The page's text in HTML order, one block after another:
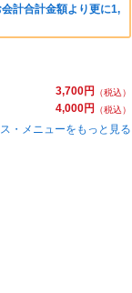
計合計金額より更に1,
3,700円
（税込）
4,000円
（税込）
・メニューをもっと見る